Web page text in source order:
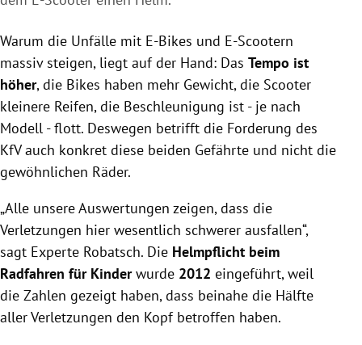
Warum die Unfälle mit E-Bikes und E-Scootern
massiv steigen, liegt auf der Hand: Das Tempo ist
höher, die Bikes haben mehr Gewicht, die Scooter
kleinere Reifen, die Beschleunigung ist - je nach
Modell - flott. Deswegen betrifft die Forderung des
KfV auch konkret diese beiden Gefährte und nicht die
gewöhnlichen Räder.
„Alle unsere Auswertungen zeigen, dass die
Verletzungen hier wesentlich schwerer ausfallen“,
sagt Experte Robatsch. Die Helmpflicht beim
Radfahren für Kinderwurde 2012 eingeführt, weil
die Zahlen gezeigt haben, dass beinahe die Hälfte
aller Verletzungen den Kopf betroffen haben.